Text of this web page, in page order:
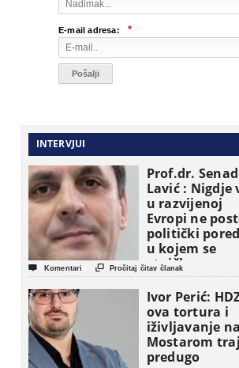
E-mail adresa: *
INTERVJUI
Prof.dr.
Lavić : Nigdje
u razvijenoj
Evropi ne
politički
u kojem se
etničke grupe
pojavljuju kao
osnovne
političke
 Komentari  Pročitaj čitav članak
Ivor Perić:
ova tortura i
iživljavanje
Mostarom
predugo